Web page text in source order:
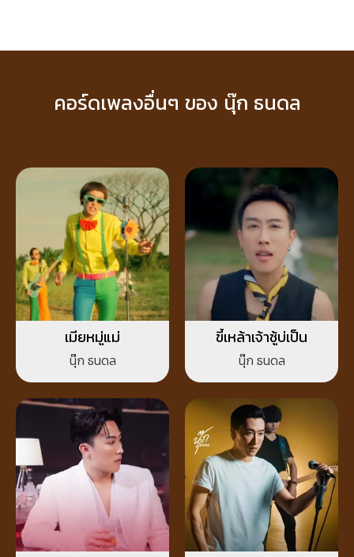
คอร์ดเพลงอื่นๆ ของ นุ๊ก ธนดล
เมียหมู่แม่
นุ๊ก ธนดล
ขี้เหล้าเจ้าชู้บ่เป็น
นุ๊ก ธนดล